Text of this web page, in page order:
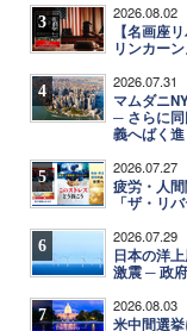
3 2026.08.02
【名画座
リンカーン
4 2026.07.31
マムダニ
─ さらに
義へばく進
5 2026.07.27
疲労・人
「ザ・リ
6 2026.07.29
日本の洋
激震 ─ 政
7 2026.08.03
米中間選